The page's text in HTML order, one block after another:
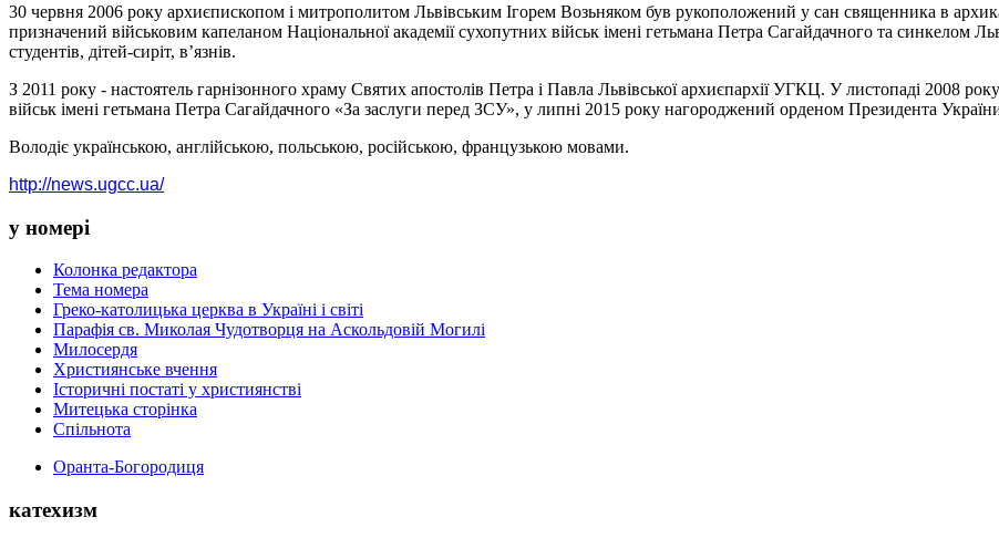
30 червня 2006 року архиєпископом і митрополитом Львівським Ігорем Возьняком був рукоположений у сан священника в
призначений військовим капеланом Національної академії сухопутних військ імені гетьмана Петра Сагайдачного та синкелом
студентів, дітей-сиріт, в’язнів.
З 2011 року - настоятель гарнізонного храму Святих апостолів Петра і Павла Львівської архиєпархії УГКЦ. У листопаді 2008
військ імені гетьмана Петра Сагайдачного «За заслуги перед ЗСУ», у липні 2015 року нагороджений орденом Президента України
Володіє українською, англійською, польською, російською, французькою мовами.
http://news.ugcc.ua/
у номері
Колонка редактора
Тема номера
Греко-католицька церква в Україні і світі
Парафія св. Миколая Чудотворця на Аскольдовій Могилі
Милосердя
Християнське вчення
Історичні постаті у християнстві
Митецька сторінка
Спільнота
Оранта-Богородиця
катехизм